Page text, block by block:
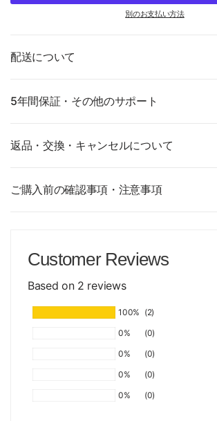
別のお支払い方法
配送について
5年間保証・その他のサポート
返品・交換・キャンセルについて
ご購入前の確認事項・注意事項
Customer Reviews
Based on 2 reviews
100% (2)
0%
(0)
0%
(0)
0%
(0)
0%
(0)